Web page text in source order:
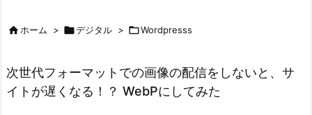
検索
ホーム > デジタル > Wordpresss
次世代フォーマットでの画像の配信をしないと、サ
イトが遅くなる！？ WebPにしてみた